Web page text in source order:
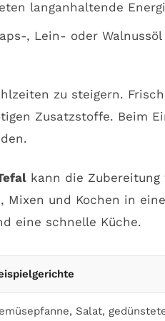
langanhaltende
, Lein- oder
zu steigern.
Zusatzstoffe. Beim
kann die
und Kochen in
eine schnelle Küche.
Salat,